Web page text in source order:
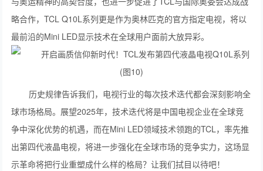
略合作，TCL Q10L系列更是作为奥林匹克的官方指定电视，将以
最前沿的Mini LED显示技术在全球用户面前大放异彩。
历史规律告诉我们，电视行业的每次技术迭代都会深刻影响全
球市场格局。展望2025年，技术迭代将是中国电视企业在全球竞
争中深化优势的机遇，而在Mini LED领域技术领跑的TCL，率先推
出第四代液晶电视，将进一步强化在全球市场的竞争实力，这场显
示革命将把行业重塑成什么样的格局？让我们拭目以待吧！